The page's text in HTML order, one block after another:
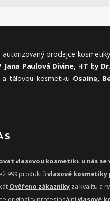
prodejce
Jana Paulová Divine, HT by
tělovou kosmetiku Osaine,
vlasovou kosmetiku u nás se
999 produktů vlasové kosmetiky
Ověřeno zákazníky za kvalitu a
originality profesionálnívlasové